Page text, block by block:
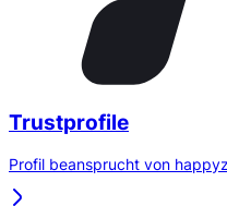
Trustprofile
Profil beansprucht von